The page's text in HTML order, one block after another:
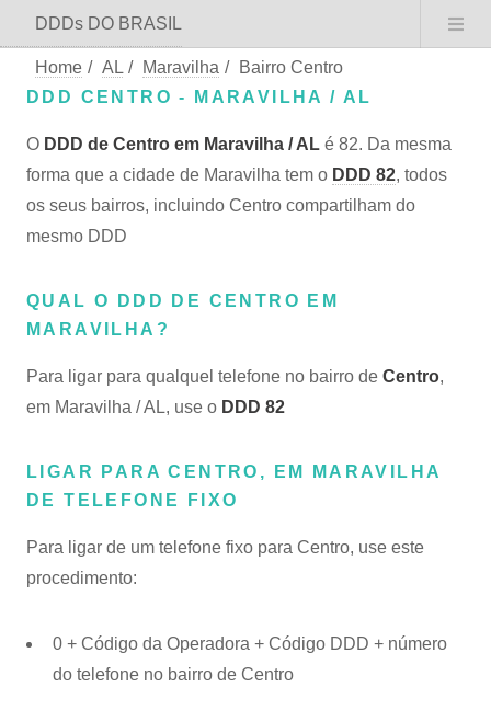
DDDs DO BRASIL
Home / AL / Maravilha /
Bairro Centro
DDD CENTRO - MARAVILHA / AL
O DDD de Centro em Maravilha / AL é 82. Da mesma
forma que a cidade de Maravilha tem o DDD 82, todos
os seus bairros, incluindo Centro compartilham do
mesmo DDD
QUAL O DDD DE CENTRO EM
MARAVILHA?
Para ligar para qualquel telefone no bairro de Centro,
em Maravilha / AL, use o DDD 82
LIGAR PARA CENTRO, EM MARAVILHA
DE TELEFONE FIXO
Para ligar de um telefone fixo para Centro, use este
procedimento:
0 + Código da Operadora + Código DDD + número
do telefone no bairro de Centro